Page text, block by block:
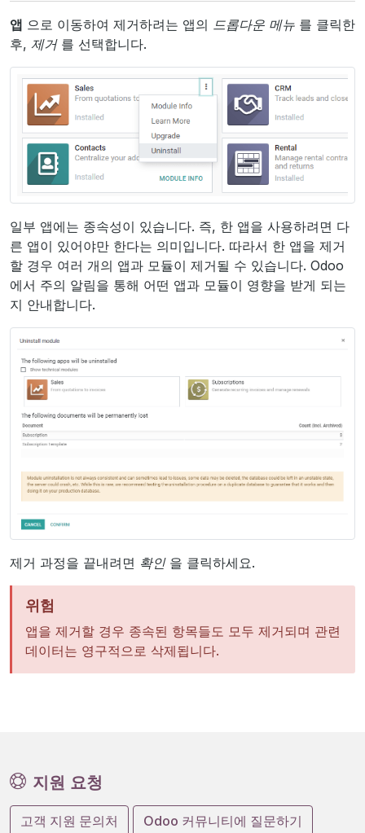
앱 으로 이동하여 제거하려는 앱의 드롭다운 메뉴 를 클릭한
후, 제거를 선택합니다.
일부 앱에는 종속성이 있습니다. 즉, 한 앱을 사용하려면 다
른 앱이 있어야만 한다는 의미입니다. 따라서 한 앱을 제거
할 경우 여러 개의 앱과 모듈이 제거될 수 있습니다. Odoo
에서 주의 알림을 통해 어떤 앱과 모듈이 영향을 받게 되는
지 안내합니다.
제거 과정을 끝내려면 확인을 클릭하세요.
위험
앱을 제거할 경우 종속된 항목들도 모두 제거되며 관련
데이터는 영구적으로 삭제됩니다.
지원 요청
고객 지원 문의처 Odoo 커뮤니티에 질문하기